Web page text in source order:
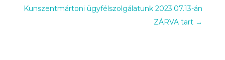
Kunszentmártoni ügyfélszolgálatunk 2023.07.13-án
ZÁRVA tart →